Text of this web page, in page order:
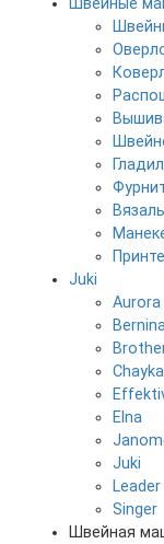
Швейные
Juki
Aurora
Chayka
Elna
Juki
Leader
Singer
Швейная